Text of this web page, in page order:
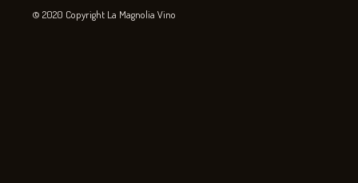
© 2020 Copyright La Magnolia Vino